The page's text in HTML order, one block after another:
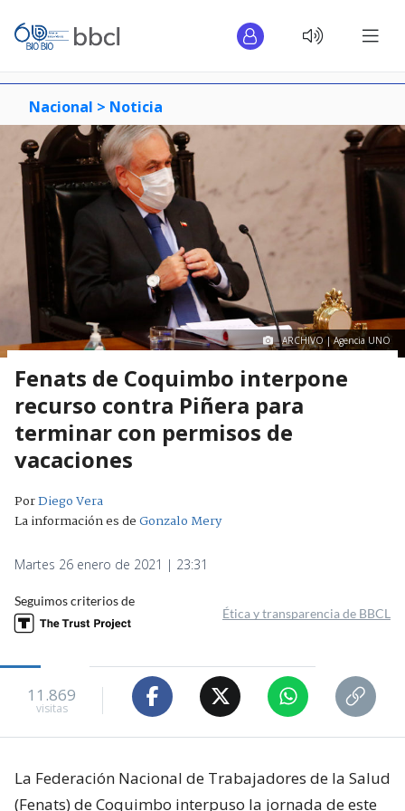
Nacional > Noticia
ARCHIVO | Agencia UNO
Fenats de Coquimbo interpone
recurso contra Piñera para
terminar con permisos de
vacaciones
PorDiego Vera
La información es deGonzalo Mery
Martes 26 enero de 2021 | 23:31
Seguimos criterios de
Ética y transparencia de BBCL
11.869
visitas
La Federación Nacional de Trabajadores de la Salud
(Fenats) de Coquimbo interpuso la jornada de este